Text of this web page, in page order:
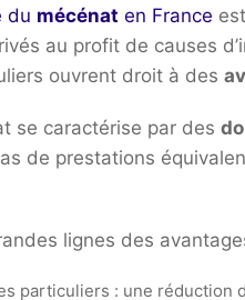
du mécénat en France
au profit de causes
ouvrent droit à des
se caractérise par des
de prestations
lignes des
particuliers : une réduction